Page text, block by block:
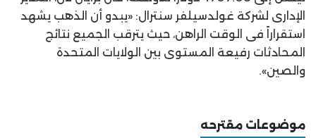
الإدارى لشركة غولدسيلفر سنترال: «يبدو أن الذهب يشهد
استقراراً فى الوقت الراهن، حيث يترقب الجميع نتائج
المحادثات رفيعة المستوى بين الولايات المتحدة
والصين».
موضوعات مقترحه